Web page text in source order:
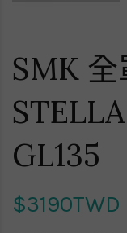
SMK
GL135
$3190TWD